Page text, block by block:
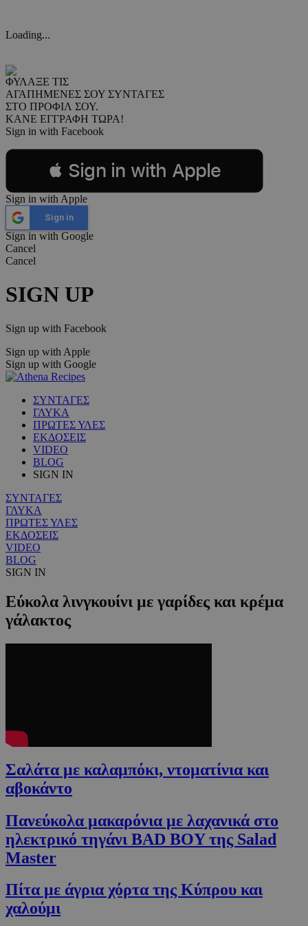
Loading...
ΦΥΛΑΞΕ ΤΙΣ
ΑΓΑΠΗΜΕΝΕΣ ΣΟΥ ΣΥΝΤΑΓΕΣ
ΣΤΟ ΠΡΟΦΙΛ ΣΟΥ.
ΚΑΝΕ ΕΓΓΡΑΦΗ ΤΩΡΑ!
Sign in with Facebook
 Sign in with Apple
Sign in with Apple
Sign in
Sign in with Google
Cancel
Cancel
SIGN UP
Sign up with Facebook
Sign up with Apple
Sign up with Google
ΣΥΝΤΑΓΕΣ
ΓΛΥΚΑ
ΠΡΩΤΕΣ ΥΛΕΣ
ΕΚΔΟΣΕΙΣ
VIDEO
BLOG
SIGN IN
ΣΥΝΤΑΓΕΣ
ΓΛΥΚΑ
ΠΡΩΤΕΣ ΥΛΕΣ
ΕΚΔΟΣΕΙΣ
VIDEO
BLOG
SIGN IN
Εύκολα λινγκουίνι με γαρίδες και κρέμα
γάλακτος
Σαλάτα με καλαμπόκι, ντοματίνια και
αβοκάντο
Πανεύκολα μακαρόνια με λαχανικά στο
ηλεκτρικό τηγάνι BAD BOY της Salad
Master
Πίτα με άγρια χόρτα της Κύπρου και
χαλούμι